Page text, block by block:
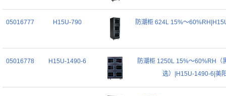
05016777 H15U-790 防潮柜 624L 15%～
05016778 H15U-1490-6
防潮柜 1250L 15%～60%RH（
选）|H15U-1490-6|美